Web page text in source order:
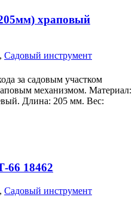
храповый
, Садовый инструмент
за садовым участком
механизмом. Материал:
Длина: 205 мм. Вес:
66 18462
, Садовый инструмент